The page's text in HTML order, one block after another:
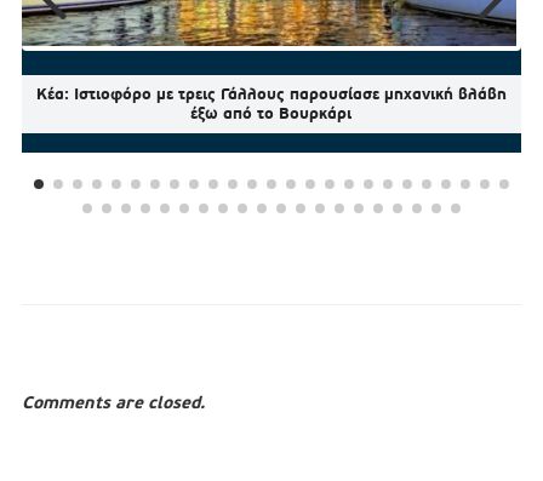
Κέα: Ιστιοφόρο με τρεις Γάλλους παρουσίασε μηχανική βλάβη
έξω από το Βουρκάρι
Comments are closed.